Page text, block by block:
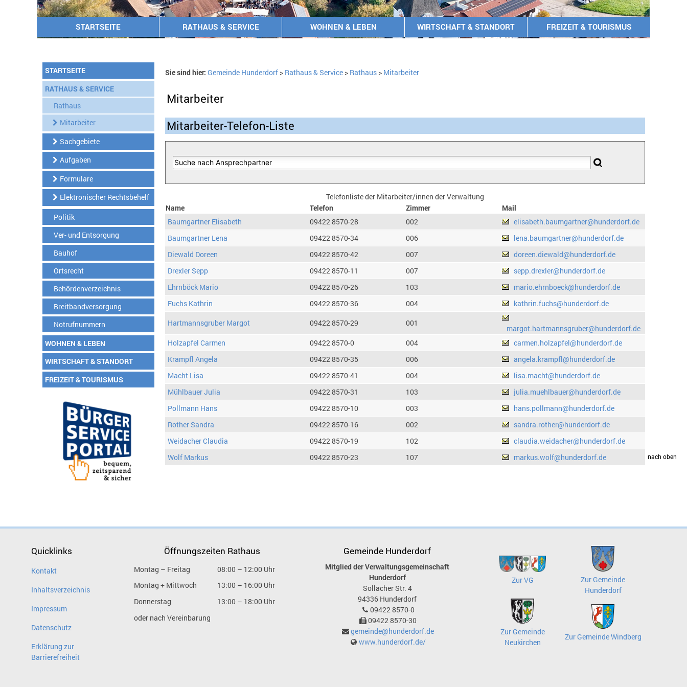
STARTSEITE RATHAUS & SERVICE WOHNEN & LEBEN WIRTSCHAFT & STANDORT FREIZEIT & TOURISMUS
STARTSEITE
RATHAUS & SERVICE
Rathaus
Mitarbeiter
Sachgebiete
Aufgaben
Formulare
Elektronischer Rechtsbehelf
Politik
Ver- und Entsorgung
Bauhof
Ortsrecht
Behördenverzeichnis
Breitbandversorgung
Notrufnummern
WOHNEN & LEBEN
WIRTSCHAFT & STANDORT
FREIZEIT & TOURISMUS
Sie sind hier: Gemeinde Hunderdorf> Rathaus & Service> Rathaus> Mitarbeiter
Mitarbeiter
Mitarbeiter-Telefon-Liste
Telefonliste der Mitarbeiter/innen der Verwaltung
Name
Telefon Zimmer
Mail
Baumgartner Elisabeth
09422 8570-28 002
elisabeth.baumgartner@hunderdorf.de
Baumgartner Lena
09422 8570-34 006
lena.baumgartner@hunderdorf.de
Diewald Doreen
09422 8570-42 007
doreen.diewald@hunderdorf.de
Drexler Sepp
09422 8570-11 007
sepp.drexler@hunderdorf.de
Ehrnböck Mario
09422 8570-26 103
mario.ehrnboeck@hunderdorf.de
Fuchs Kathrin
09422 8570-36 004
kathrin.fuchs@hunderdorf.de
Hartmannsgruber Margot
09422 8570-29 001
margot.hartmannsgruber@hunderdorf.de
Holzapfel Carmen
09422 8570-0 004
carmen.holzapfel@hunderdorf.de
Krampfl Angela
09422 8570-35 006
angela.krampfl@hunderdorf.de
Macht Lisa
09422 8570-41 004
lisa.macht@hunderdorf.de
Mühlbauer Julia
09422 8570-31 103
julia.muehlbauer@hunderdorf.de
Pollmann Hans
09422 8570-10 003
hans.pollmann@hunderdorf.de
Rother Sandra
09422 8570-16 002
sandra.rother@hunderdorf.de
Weidacher Claudia
09422 8570-19 102
claudia.weidacher@hunderdorf.de
Wolf Markus
09422 8570-23 107 markus.wolf@hunderdorf.dedrucken nach oben
Quicklinks
Kontakt
Inhaltsverzeichnis
Impressum
Datenschutz
Erklärung zur
Barrierefreiheit
Öffnungszeiten Rathaus
Montag – Freitag
08:00 – 12:00 Uhr
Montag + Mittwoch
13:00 – 16:00 Uhr
Donnerstag
13:00 – 18:00 Uhr
oder nach Vereinbarung
Gemeinde Hunderdorf
Mitglied der Verwaltungsgemeinschaft
Hunderdorf
Sollacher Str. 4
94336 Hunderdorf
09422 8570-0
09422 8570-30
gemeinde@hunderdorf.de
www.hunderdorf.de/
Zur VG
Zur Gemeinde
Hunderdorf
Zur Gemeinde
Neukirchen
Zur Gemeinde Windberg